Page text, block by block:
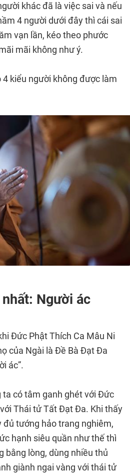
khác đã là việc sai và nếu
4 người dưới đây thì cái sai
vạn lần, kéo theo phước
mãi không như ý.
4 kiểu người không được làm
Người ác
Đức Phật Thích Ca Mâu Ni
của Ngài là Đề Bà Đạt Đa
ác”.
ta có tâm ganh ghét với Đức
Thái tử Tất Đạt Đa. Khi thấy
tướng hảo trang nghiêm,
hạnh siêu quần như thế thì
bằng lòng, dùng nhiều thủ
giành ngai vàng với thái tử